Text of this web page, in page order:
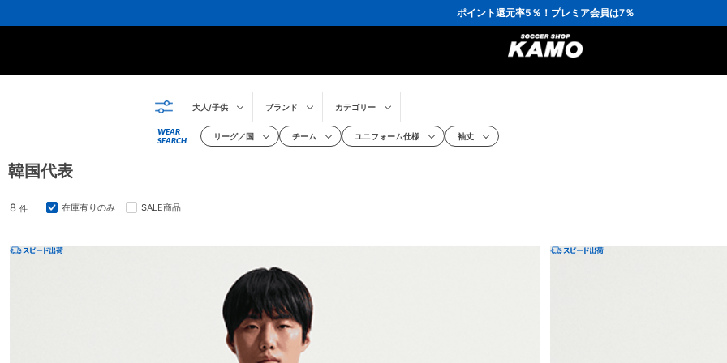
ポイント還元率5％！プレミア会員は7％
会員の方にはお誕生月に「10％OFFクーポン」プレゼント！
16,000円(税込)以上でシューズケースプレゼント！
3,300円(税込)以上で送料無料！
大人/子供 ブランド カテゴリー
WEAR
SEARCH
リーグ／国 チーム ユニフォーム仕様 袖丈
韓国代表
8 件 在庫有りのみ SALE商品